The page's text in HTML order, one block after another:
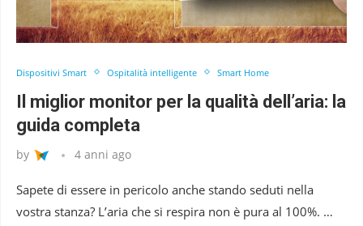
Dispositivi Smart Ospitalità intelligente Smart Home
Il miglior monitor per la qualità dell’aria: la
guida completa
by 4 anni ago
Sapete di essere in pericolo anche stando seduti nella
vostra stanza? L’aria che si respira non è pura al 100%. …